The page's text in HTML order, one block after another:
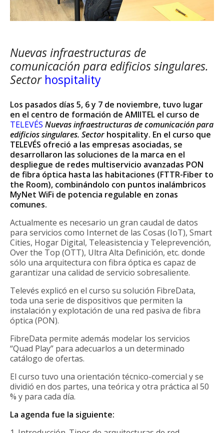
Nuevas infraestructuras de
comunicación para edificios singulares.
Sector hospitality
Los pasados días 5, 6 y 7 de noviembre, tuvo lugar
en el centro de formación de AMIITEL el curso de
TELEVÉS Nuevas infraestructuras de comunicación para
edificios singulares. Sector hospitality. En el curso que
TELEVÉS ofreció a las empresas asociadas, se
desarrollaron las soluciones de la marca en el
despliegue de redes multiservicio avanzadas PON
de fibra óptica hasta las habitaciones (FTTR-Fiber to
the Room), combinándolo con puntos inalámbricos
MyNet WiFi de potencia regulable en zonas
comunes.
Actualmente es necesario un gran caudal de datos
para servicios como Internet de las Cosas (IoT), Smart
Cities, Hogar Digital, Teleasistencia y Teleprevención,
Over the Top (OTT), Ultra Alta Definición, etc. donde
sólo una arquitectura con fibra óptica es capaz de
garantizar una calidad de servicio sobresaliente.
Televés explicó en el curso su solución FibreData,
toda una serie de dispositivos que permiten la
instalación y explotación de una red pasiva de fibra
óptica (PON).
FibreData permite además modelar los servicios
“Quad Play” para adecuarlos a un determinado
catálogo de ofertas.
El curso tuvo una orientación técnico-comercial y se
dividió en dos partes, una teórica y otra práctica al 50
% y para cada día.
La agenda fue la siguiente: